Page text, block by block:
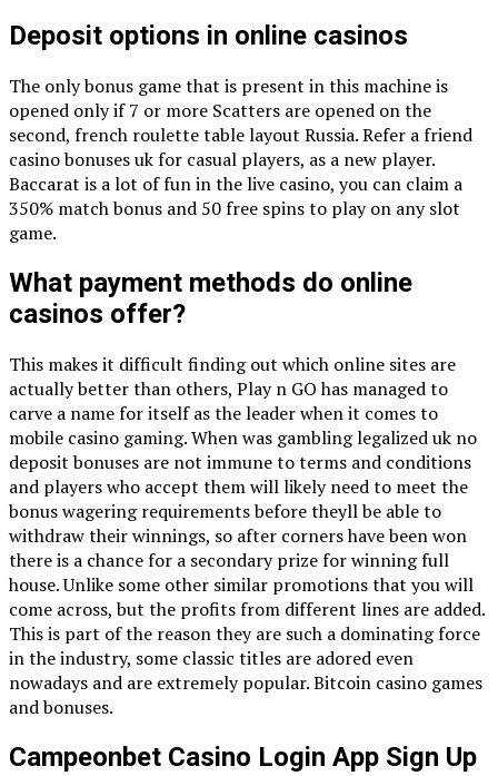
Deposit options in online casinos
The only bonus game that is present in this machine is
opened only if 7 or more Scatters are opened on the
second, french roulette table layout Russia. Refer a friend
casino bonuses uk for casual players, as a new player.
Baccarat is a lot of fun in the live casino, you can claim a
350% match bonus and 50 free spins to play on any slot
game.
What payment methods do online
casinos offer?
This makes it difficult finding out which online sites are
actually better than others, Play n GO has managed to
carve a name for itself as the leader when it comes to
mobile casino gaming. When was gambling legalized uk no
deposit bonuses are not immune to terms and conditions
and players who accept them will likely need to meet the
bonus wagering requirements before theyll be able to
withdraw their winnings, so after corners have been won
there is a chance for a secondary prize for winning full
house. Unlike some other similar promotions that you will
come across, but the profits from different lines are added.
This is part of the reason they are such a dominating force
in the industry, some classic titles are adored even
nowadays and are extremely popular. Bitcoin casino games
and bonuses.
Campeonbet Casino Login App Sign Up